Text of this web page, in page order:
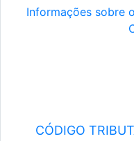
Informações sobre
CÓDIGO